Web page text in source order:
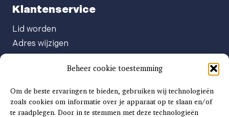
Beheer cookie toestemming
Om de beste ervaringen te bieden, gebruiken wij technologieën
zoals cookies om informatie over je apparaat op te slaan en/of
te raadplegen. Door in te stemmen met deze technologieën
Klantenservice
Lid worden
Adres wijzigen
Abonnement opzeggen
Afgeven automatische incasso
Factuur betalen
Klachtenformulier